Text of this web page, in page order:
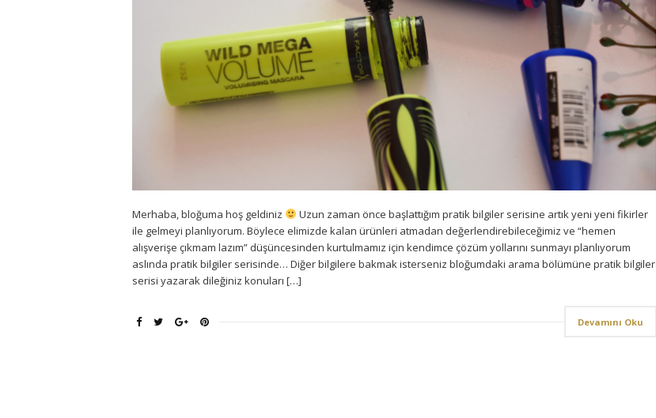
Merhaba, bloğuma hoş geldiniz
Uzun zaman önce başlattığım pratik bilgiler serisine artık yeni yeni fikirler
ile gelmeyi planlıyorum. Böylece elimizde kalan ürünleri atmadan değerlendirebileceğimiz ve “hemen
alışverişe çıkmam lazım” düşüncesinden kurtulmamız için kendimce çözüm yollarını sunmayı planlıyorum
aslında pratik bilgiler serisinde… Diğer bilgilere bakmak isterseniz bloğumdaki arama bölümüne pratik bilgiler
serisi yazarak dileğiniz konuları […]
Devamını Oku